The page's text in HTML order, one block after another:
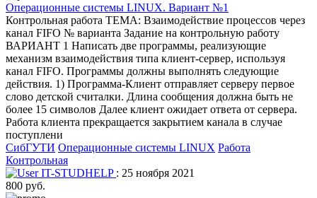
Операционные системы LINUX. Вариант №1
Контрольная работа ТЕМА: Взаимодействие процессов через
канал FIFO № варианта Задание на контрольную работу
ВАРИАНТ 1 Написать две программы, реализующие
механизм взаимодействия типа клиент-сервер, используя
канал FIFO. Программы должны выполнять следующие
действия. 1) Программа-Клиент отправляет серверу первое
слово детской считалки. Длина сообщения должна быть не
более 15 символов Далее клиент ожидает ответа от сервера.
Работа клиента прекращается закрытием канала в случае
поступлени
СибГУТИ Операционные системы LINUX Работа
Контрольная
IT-STUDHELP : 25 ноября 2021
800 руб.